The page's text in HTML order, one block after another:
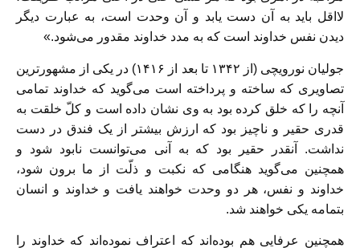
لااقل باید به آن دست یابد و آن وحدت است، به عبارت دیگر
دیدن نفس خداوند است که به مدد خداوند مقدور می‌شود.»
جولیان نورویچی (از ۱۳۴۲ تا بعد از ۱۴۱۶) در یکی از مشهور‌ترین
تصاویری که ساخته و پرداخته است می‌گوید که خداوند تمامی
آنچه را که خلق کرده بود به وی نشان داده است و کلّ خلقت به
قدری حقیر و ناچیز بود که ارزش بیشتر از یک فندق در دست
نداشت. آنقدر حقیر بود که به آنی می‌توانست نابود شود و
همچنین می‌گوید هنگامی که نکبت و ذلّت از ما برون شود،
خداوند و نفس، هر دو وحدت خواهند یافت و خداوند و انسان
بتمامه یکی خواهند شد.
همچنین عرفایی هم بوده‌اند که اعتراف نموده‌اند که خداوند را